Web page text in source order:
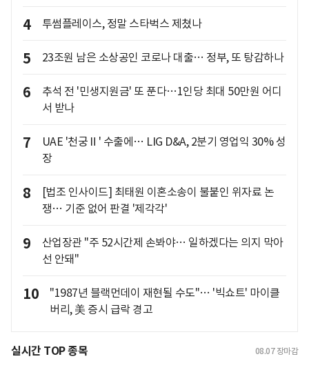
4 투썸플레이스, 정말 스타벅스 제쳤나
5 23조원 남은 소상공인 코로나 대출… 정부, 또 탕감하나
6
추석 전 '민생지원금' 또 푼다…1인당 최대 50만원 어디
서 받나
7
UAE '천궁Ⅱ' 수출에… LIG D&A, 2분기 영업익 30% 성
장
8
[법조 인사이드] 최태원 이혼소송이 불붙인 위자료 논
쟁… 기준 없어 판결 '제각각'
9
산업장관 "주 52시간제 손봐야… 일하겠다는 의지 막아
선 안돼"
10
"1987년 블랙먼데이 재현될 수도"… '빅쇼트' 마이클
버리, 美 증시 급락 경고
실시간 TOP 종목 08.07 장마감